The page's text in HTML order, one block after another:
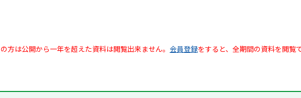
方は公開から一年を超えた資料は閲覧出来ません。 会員登録をすると、全期間の資料を閲覧